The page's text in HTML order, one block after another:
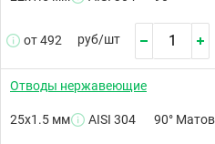
от 492 руб/шт
Отводы нержавеющие
25х1.5 мм AISI 304 90°